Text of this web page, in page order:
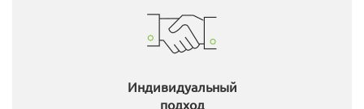
Индивидуальный
подход